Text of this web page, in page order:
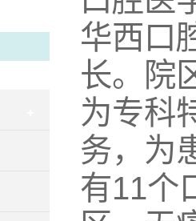
华西口
长。院
为专科
务，为
有11个